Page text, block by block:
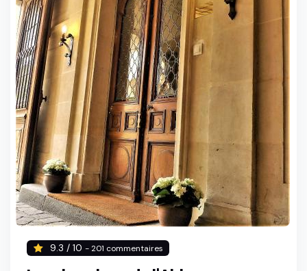
9.3 / 10 - 201 commentaires